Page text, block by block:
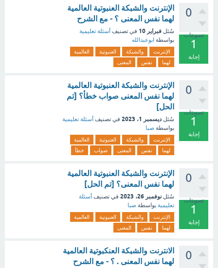
0
تصويتات
1
إجابة
الإنترنت والشبكة العنبوتية العالمية
لهما نفس المعنى ؟ - مع الشرح
سُئل فبراير 10 في تصنيف أسئلة تعليمية
بواسطة ابوعبدالله
الإنترنت والشبكة العنبوتية
العالمية
لهما
نفس المعنى
0
تصويتات
1
إجابة
الإنترنت والشبكة العنبوتية العالمية
لهما نفس المعنى صواب خطأ؟ [تم
الحل]
سُئل ديسمبر 1، 2023 في تصنيف أسئلة تعليمية
بواسطة صبا
الإنترنت والشبكة العنبوتية
العالمية
لهما
نفس المعنى صواب خطأ
0
تصويتات
1
إجابة
الإنترنت والشبكة العنبوتية العالمية
لهما نفس المعنى؟ [تم الحل]
سُئل نوفمبر 26، 2023 في تصنيف أسئلة
تعليمية بواسطة صبا
الإنترنت والشبكة العنبوتية
العالمية
لهما
نفس المعنى
0
الانترنت والشبكة العنكبوتية العالمية
لهما نفس المعنى . ؟ - مع الشرح